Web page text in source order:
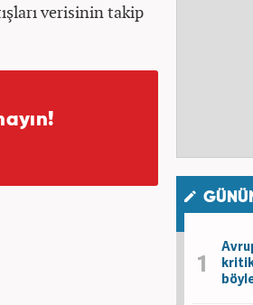
verisinin takip